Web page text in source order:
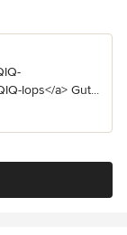
Iops</a> Gut...